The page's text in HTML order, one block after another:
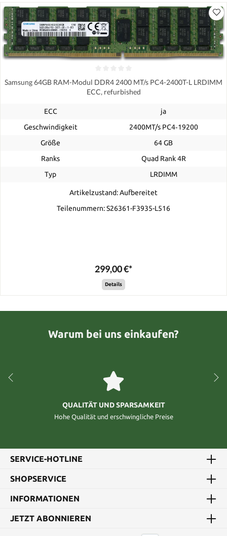
Samsung 64GB RAM-Modul DDR4 2400 MT/s PC4-2400T-L LRDIMM
ECC, refurbished
ECC
ja
Geschwindigkeit
2400MT/s PC4‑19200
Größe
64 GB
Ranks
Quad Rank 4R
Typ
LRDIMM
Artikelzustand: Aufbereitet
Teilenummern: S26361-F3935-L516
299,00 €*
Details
Warum bei uns einkaufen?
QUALITÄT UND SPARSAMKEIT
Hohe Qualität und erschwingliche Preise
SERVICE-HOTLINE
SHOPSERVICE
INFORMATIONEN
JETZT ABONNIEREN